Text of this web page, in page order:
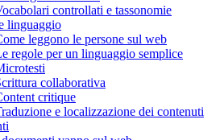
controllati e tassonomie
linguaggio
leggono le persone sul web
regole per un linguaggio semplice
collaborativa
critique
e localizzazione dei contenuti